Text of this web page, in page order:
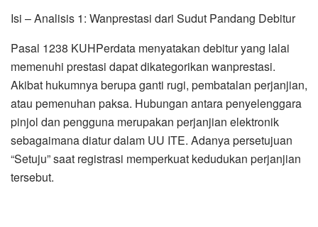
Isi – Analisis 1: Wanprestasi dari Sudut Pandang Debitur
Pasal 1238 KUHPerdata menyatakan debitur yang lalai
memenuhi prestasi dapat dikategorikan wanprestasi.
Akibat hukumnya berupa ganti rugi, pembatalan perjanjian,
atau pemenuhan paksa. Hubungan antara penyelenggara
pinjol dan pengguna merupakan perjanjian elektronik
sebagaimana diatur dalam UU ITE. Adanya persetujuan
“Setuju” saat registrasi memperkuat kedudukan perjanjian
tersebut.